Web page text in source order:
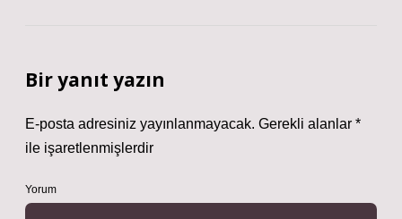
Bir yanıt yazın
E-posta adresiniz yayınlanmayacak. Gerekli alanlar *
ile işaretlenmişlerdir
Yorum